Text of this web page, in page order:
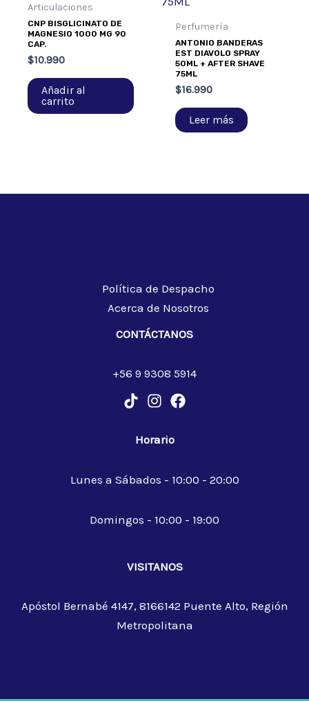
Articulaciones
CNP BISGLICINATO DE
MAGNESIO 1000 MG 90
CAP.
$10.990
Añadir al
carrito
Perfumería
ANTONIO BANDERAS
EST DIAVOLO SPRAY
50ML + AFTER SHAVE
75ML
$16.990
Leer más
Política de Despacho
Acerca de Nosotros
CONTÁCTANOS
+56 9 9308 5914
Horario
Lunes a Sábados - 10:00 - 20:00
Domingos - 10:00 - 19:00
VISITANOS
Apóstol Bernabé 4147, 8166142 Puente Alto, Región
Metropolitana